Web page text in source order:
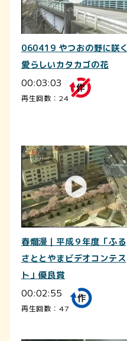
060419 やつおの野に咲く
愛らしいカタカゴの花
00:03:03
再生回数：24
春爛漫｜平成９年度「ふる
さととやまビデオコンテス
ト」優良賞
00:02:55
再生回数：47